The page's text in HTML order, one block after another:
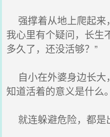
强撑着从地上爬起来
我心里有个疑问，长生
多久了，还没活够？”
自小在外婆身边长大
知道活着的意义是什么。
就连躲避危险，都是